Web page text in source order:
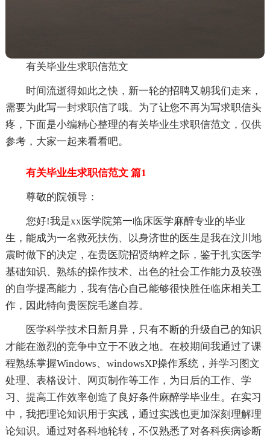
有关毕业生求职信范文
时间流逝得如此之快，新一轮的招聘又朝我们走来，
需要为此写一封求职信了哦。为了让您不再为写求职信头
疼，下面是小编精心整理的有关毕业生求职信范文，仅供
参考，大家一起来看看吧。
有关毕业生求职信范文 篇1
尊敬的院领导：
您好!我是xx医学院第一临床医学麻醉专业的毕业
生，能成为一名救死扶伤、以身济世的医生是我在汶川地
震时做下的决定，在贵医院招贤纳粹之际，鉴于扎实医学
基础知识、熟练的操作技术、出色的社会工作能力及较强
的自学提高能力，我有信心自己能够很快胜任临床相关工
作，因此特向贵医院毛遂自荐。
医学科学技术日新月异，只有不断的升级自己的知识
才能在激烈的竞争中立于不败之地。在校期间我通过了课
程熟练掌握Windows、windowsXP操作系统，并学习图文
处理、表格设计、网页制作等工作，为日后的工作、学
习、提高工作效率创造了良好条件麻醉学毕业生。在实习
中，我把理论知识用于实践，通过实践也更加深刻理解理
论知识。通过对各科地轮转，不仅熟悉了对各科疾病诊断